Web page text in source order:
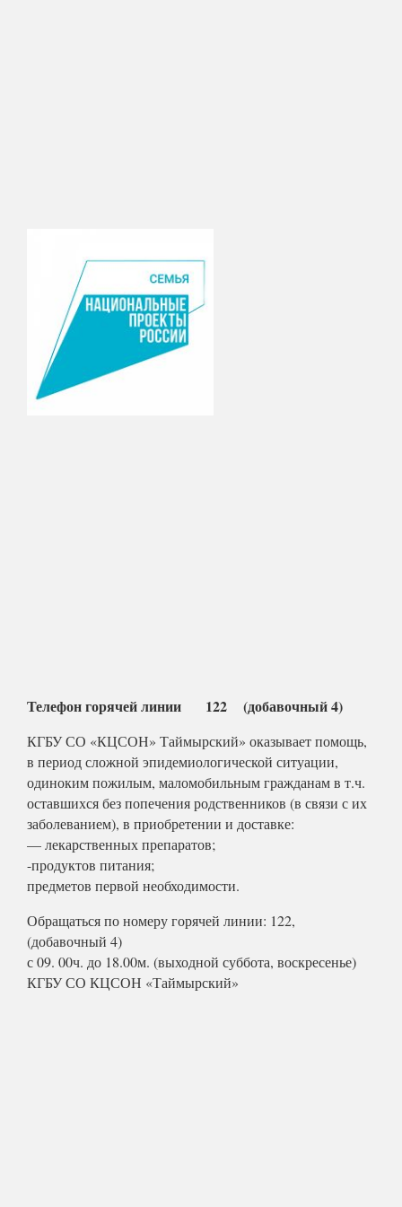
Телефон горячей линии 122 (добавочный 4)
КГБУ СО «КЦСОН» Таймырский» оказывает помощь,
в период сложной эпидемиологической ситуации,
одиноким пожилым, маломобильным гражданам в т.ч.
оставшихся без попечения родственников (в связи с их
заболеванием), в приобретении и доставке:
— лекарственных препаратов;
-продуктов питания;
предметов первой необходимости.
Обращаться по номеру горячей линии: 122,
(добавочный 4)
с 09. 00ч. до 18.00м. (выходной суббота, воскресенье)
КГБУ СО КЦСОН «Таймырский»